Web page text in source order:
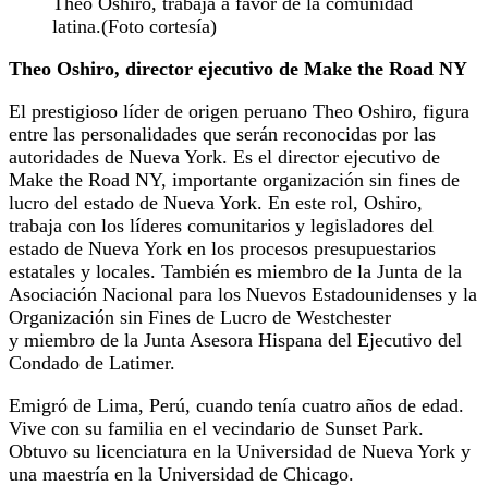
latina.(Foto cortesía)
Theo Oshiro, director ejecutivo de Make the Road NY
El prestigioso líder de origen peruano Theo Oshiro, figura
entre las personalidades que serán reconocidas por las
autoridades de Nueva York. Es el director ejecutivo de
Make the Road NY, importante organización sin fines de
lucro del estado de Nueva York. En este rol, Oshiro,
trabaja con los líderes comunitarios y legisladores del
estado de Nueva York en los procesos presupuestarios
estatales y locales. También es miembro de la Junta de la
Asociación Nacional para los Nuevos Estadounidenses y la
Organización sin Fines de Lucro de Westchester
y miembro de la Junta Asesora Hispana del Ejecutivo del
Condado de Latimer.
Emigró de Lima, Perú, cuando tenía cuatro años de edad.
Vive con su familia en el vecindario de Sunset Park.
Obtuvo su licenciatura en la Universidad de Nueva York y
una maestría en la Universidad de Chicago.